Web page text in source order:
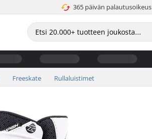
365 päivän palautusoikeus
Freeskate Rullaluistimet